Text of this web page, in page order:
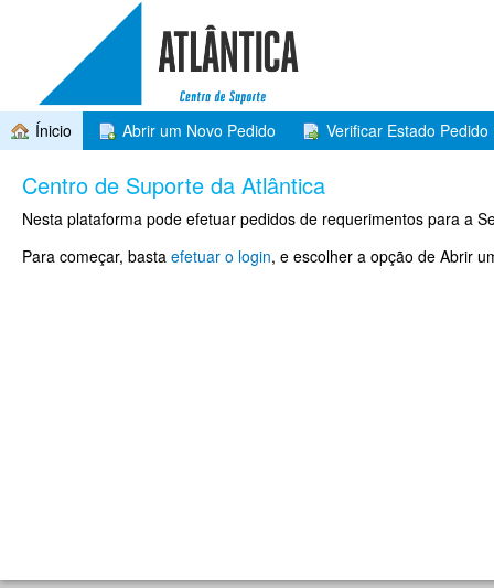
Ínicio Abrir um Novo Pedido Verificar Estado Pedido
Centro de Suporte da Atlântica
Nesta plataforma pode efetuar pedidos de requerimentos para a
Para começar, basta efetuar o login, e escolher a opção de Abrir